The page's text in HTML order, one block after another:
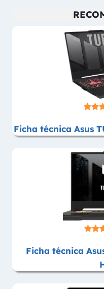
Ficha técnica Asus
Ficha técnica